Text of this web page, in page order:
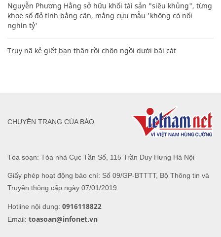
Nguyễn Phương Hằng sở hữu khối tài sản "siêu khủng", từng
khoe sổ đỏ tính bằng cân, mắng cựu mẫu 'không có nổi
nghìn tỷ'
Truy nã kẻ giết bạn thân rồi chôn ngồi dưới bãi cát
Tòa soạn: Tòa nhà Cục Tần Số, 115 Trần Duy Hưng Hà Nội
Giấy phép hoạt động báo chí: Số 09/GP-BTTTT, Bộ Thông tin và
Truyền thông cấp ngày 07/01/2019.
Hotline nội dung: 0916118822
Email: toasoan@infonet.vn
CHUYÊN TRANG CỦA BÁO